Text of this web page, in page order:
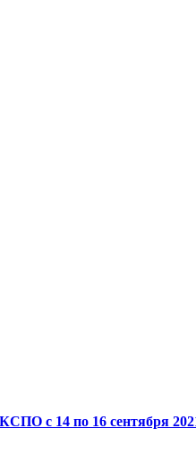
с 14 по 16 сентября